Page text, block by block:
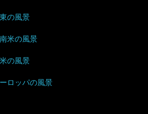
の風景
米の風景
の風景
ロッパの風景
エストニア
オーストリア
オランダ
北マケドニア